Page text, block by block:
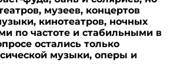
музеев, концертов
кинотеатров, ночных
по частоте и стабильными в
остались только
музыки, оперы и